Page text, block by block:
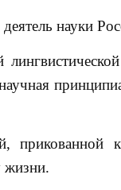
науки
к
жизни.